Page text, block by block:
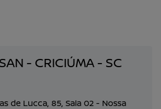
- CRICIÚMA - SC
de Lucca, 85, Sala 02 - Nossa